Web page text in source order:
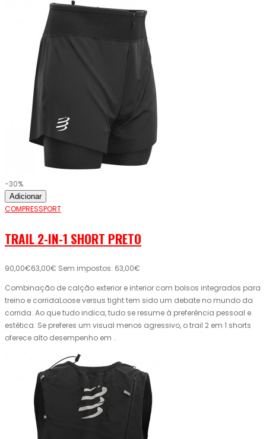
-30%
Adicionar
COMPRESSPORT
TRAIL 2-IN-1 SHORT PRETO
90,00€63,00€ Sem impostos: 63,00€
Combinação de calção exterior e interior com bolsos integrados para
treino e corridaLoose versus tight tem sido um debate no mundo da
corrida. Ao que tudo indica, tudo se resume à preferência pessoal e
estética. Se preferes um visual menos agressivo, o trail 2 em 1 shorts
oferece alto desempenho em ..